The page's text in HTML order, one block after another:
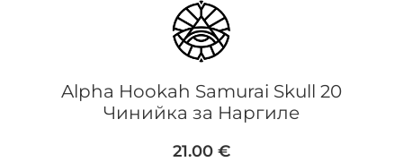
Alpha Hookah Samurai Skull 20
Чинийка за Наргиле
21.00 €